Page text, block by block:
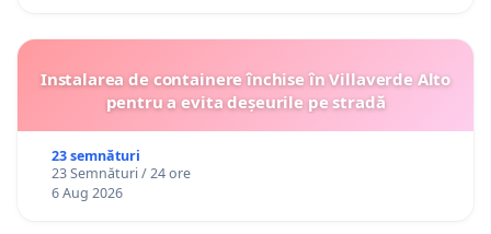
Instalarea de containere închise în Villaverde Alto
pentru a evita deșeurile pe stradă
23 semnături
23 Semnături / 24 ore
6 Aug 2026